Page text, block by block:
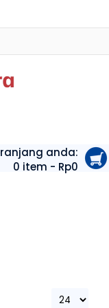
anda:
0 item - Rp0